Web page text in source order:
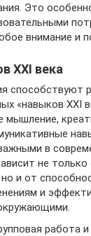
Это
внимание и
XXI века
способствуют
«навыков XXI
мышление,
в
не только
и от
и
работа